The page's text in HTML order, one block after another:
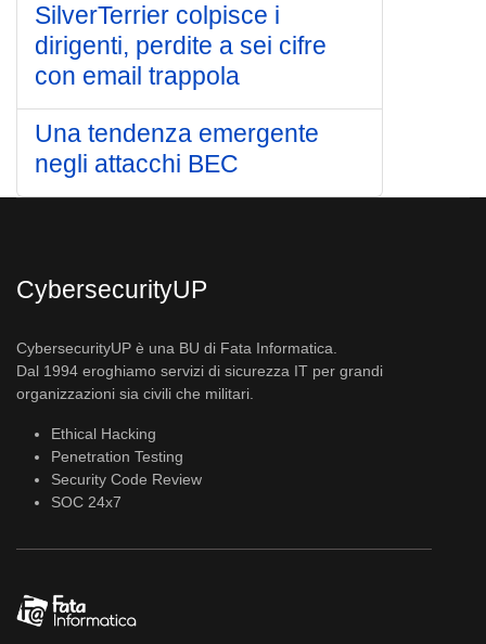
SilverTerrier colpisce i
dirigenti, perdite a sei cifre
con email trappola
Una tendenza emergente
negli attacchi BEC
CybersecurityUP
CybersecurityUP è una BU di Fata Informatica.
Dal 1994 eroghiamo servizi di sicurezza IT per grandi
organizzazioni sia civili che militari.
Ethical Hacking
Penetration Testing
Security Code Review
SOC 24x7